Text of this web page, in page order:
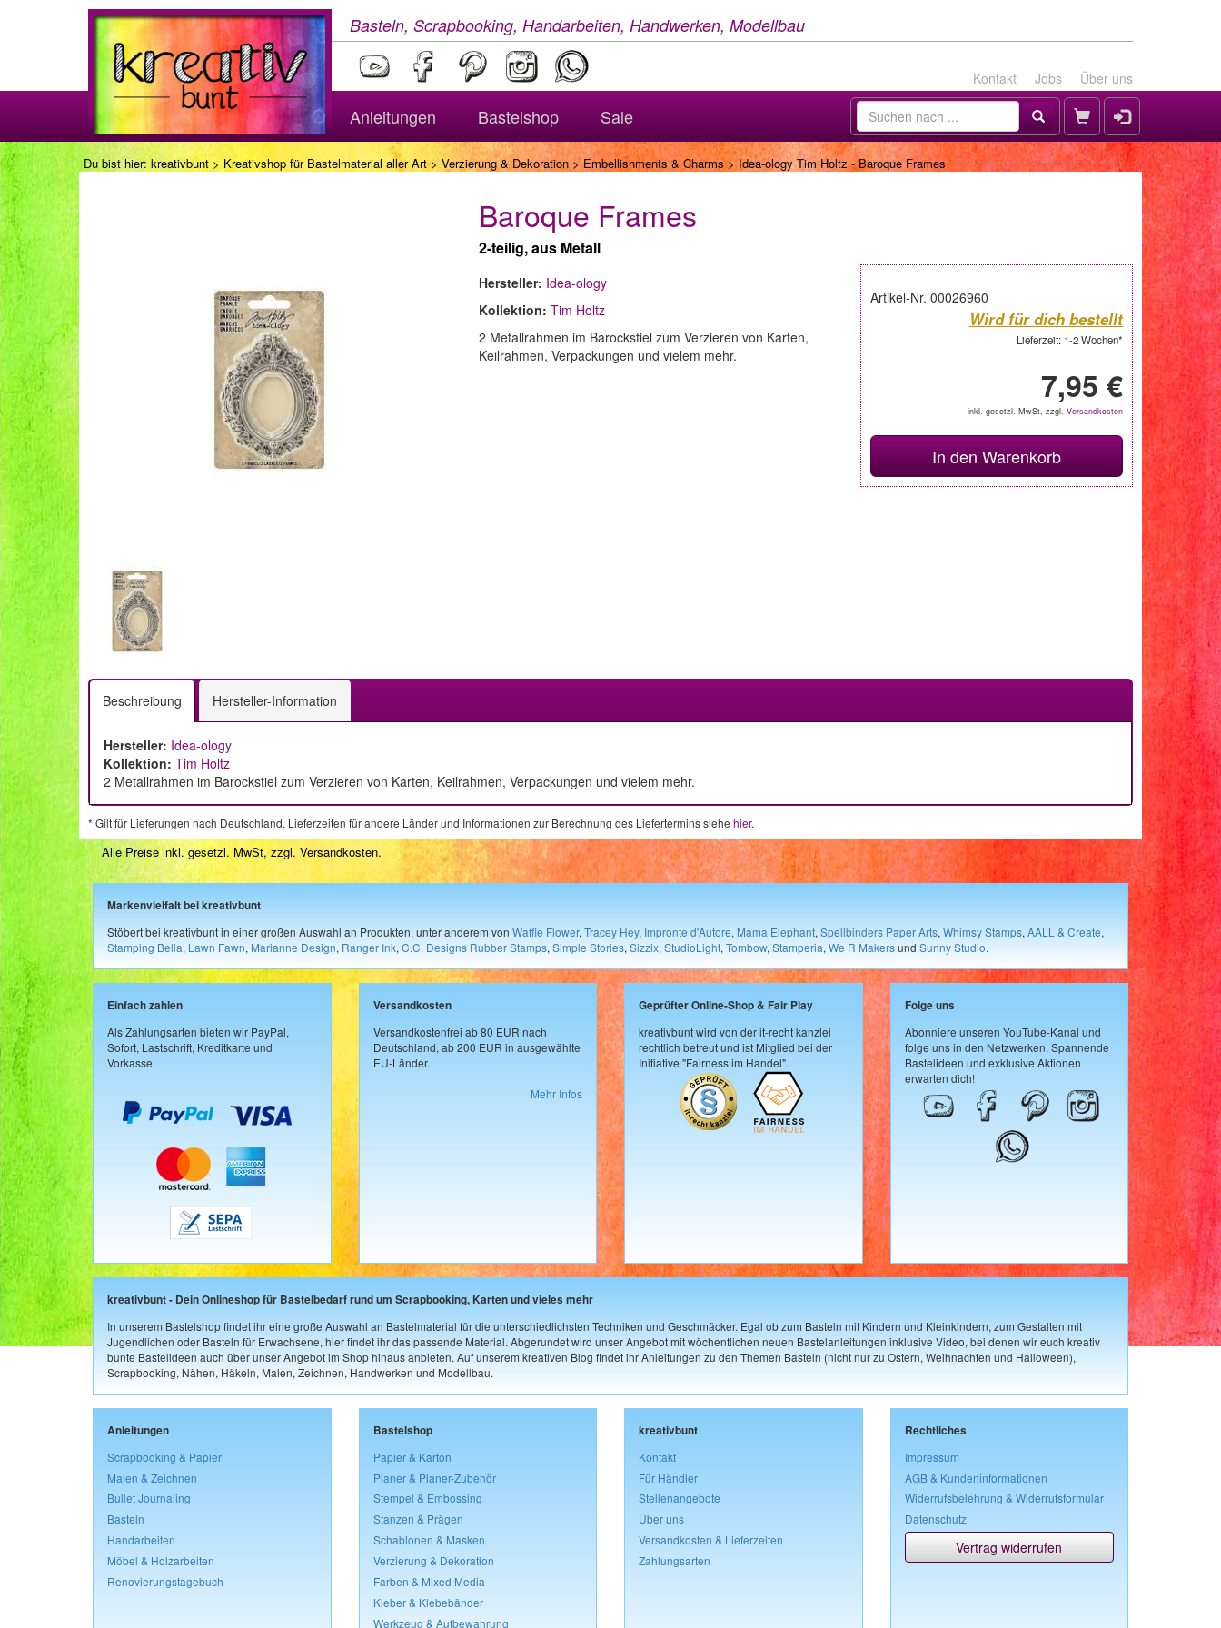
Basteln, Scrapbooking, Handarbeiten, Handwerken, Modellbau
Kontakt Jobs Über uns
Anleitungen Bastelshop Sale
Du bist hier: kreativbunt > Kreativshop für Bastelmaterial aller Art> Verzierung & Dekoration>Embellishments & Charms> Idea-ology Tim Holtz - Baroque Frames
Baroque Frames
2-teilig, aus Metall
Artikel-Nr. 00026960
Wird für dich bestellt
Lieferzeit: 1-2 Wochen*
7,95 €
inkl. gesetzl. MwSt, zzgl. Versandkosten
In den Warenkorb
Hersteller: Idea-ology
Kollektion: Tim Holtz
2 Metallrahmen im Barockstiel zum Verzieren von Karten,
Keilrahmen, Verpackungen und vielem mehr.
Beschreibung Hersteller-Information
Hersteller: Idea-ology
Kollektion: Tim Holtz
2 Metallrahmen im Barockstiel zum Verzieren von Karten, Keilrahmen, Verpackungen und vielem mehr.
* Gilt für Lieferungen nach Deutschland. Lieferzeiten für andere Länder und Informationen zur Berechnung des Liefertermins siehe hier.
Alle Preise inkl. gesetzl. MwSt, zzgl. Versandkosten.
Markenvielfalt bei kreativbunt
Stöbert bei kreativbunt in einer großen Auswahl an Produkten, unter anderem von Waffle Flower, Tracey Hey, Impronte d'Autore, Mama Elephant, Spellbinders Paper Arts, Whimsy Stamps, AALL & Create,
Stamping Bella, Lawn Fawn, Marianne Design, Ranger Ink, C.C. Designs Rubber Stamps, Simple Stories, Sizzix, StudioLight, Tombow, Stamperia, We R Makersund Sunny Studio.
Einfach zahlen
Als Zahlungsarten bieten wir PayPal,
Sofort, Lastschrift, Kreditkarte und
Vorkasse.
Versandkosten
Versandkostenfrei ab 80 EUR nach
Deutschland, ab 200 EUR in ausgewählte
EU-Länder.
Mehr Infos
Geprüfter Online-Shop & Fair Play
kreativbunt wird von der it-recht kanzlei
rechtlich betreut und ist Mitglied bei der
Initiative "Fairness im Handel".
Folge uns
Abonniere unseren YouTube-Kanal und
folge uns in den Netzwerken. Spannende
Bastelideen und exklusive Aktionen
erwarten dich!
kreativbunt - Dein Onlineshop für Bastelbedarf rund um Scrapbooking, Karten und vieles mehr
In unserem Bastelshop findet ihr eine große Auswahl an Bastelmaterial für die unterschiedlichsten Techniken und Geschmäcker. Egal ob zum Basteln mit Kindern und Kleinkindern, zum Gestalten mit
Jugendlichen oder Basteln für Erwachsene, hier findet ihr das passende Material. Abgerundet wird unser Angebot mit wöchentlichen neuen Bastelanleitungen inklusive Video, bei denen wir euch kreativ
bunte Bastelideen auch über unser Angebot im Shop hinaus anbieten. Auf unserem kreativen Blog findet ihr Anleitungen zu den Themen Basteln (nicht nur zu Ostern, Weihnachten und Halloween),
Scrapbooking, Nähen, Häkeln, Malen, Zeichnen, Handwerken und Modellbau.
Anleitungen
Scrapbooking & Papier
Malen & Zeichnen
Bullet Journaling
Basteln
Handarbeiten
Möbel & Holzarbeiten
Renovierungstagebuch
Bastelshop
Papier & Karton
Planer & Planer-Zubehör
Stempel & Embossing
Stanzen & Prägen
Schablonen & Masken
Verzierung & Dekoration
Farben & Mixed Media
Kleber & Klebebänder
Werkzeug & Aufbewahrung
kreativbunt
Kontakt
Für Händler
Stellenangebote
Über uns
Versandkosten & Lieferzeiten
Zahlungsarten
Rechtliches
Impressum
AGB & Kundeninformationen
Widerrufsbelehrung & Widerrufsformular
Datenschutz
Vertrag widerrufen